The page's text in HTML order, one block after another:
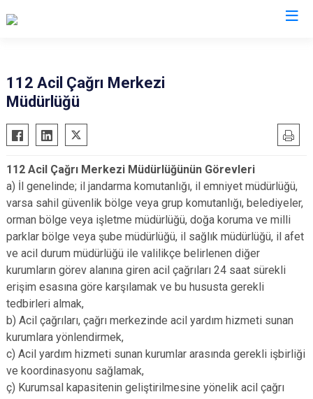
112 Acil Çağrı Merkezi
Müdürlüğü
112 Acil Çağrı Merkezi Müdürlüğünün Görevleri
a) İl genelinde; il jandarma komutanlığı, il emniyet müdürlüğü,
varsa sahil güvenlik bölge veya grup komutanlığı, belediyeler,
orman bölge veya işletme müdürlüğü, doğa koruma ve milli
parklar bölge veya şube müdürlüğü, il sağlık müdürlüğü, il afet
ve acil durum müdürlüğü ile valilikçe belirlenen diğer
kurumların görev alanına giren acil çağrıları 24 saat sürekli
erişim esasına göre karşılamak ve bu hususta gerekli
tedbirleri almak,
b) Acil çağrıları, çağrı merkezinde acil yardım hizmeti sunan
kurumlara yönlendirmek,
c) Acil yardım hizmeti sunan kurumlar arasında gerekli işbirliği
ve koordinasyonu sağlamak,
ç) Kurumsal kapasitenin geliştirilmesine yönelik acil çağrı